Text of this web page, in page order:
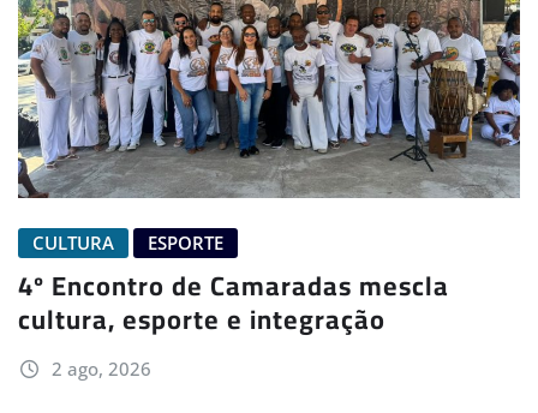
CULTURA ESPORTE
4º Encontro de Camaradas mescla
cultura, esporte e integração
2 ago, 2026